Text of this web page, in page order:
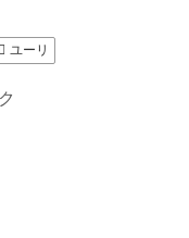
ユーリ